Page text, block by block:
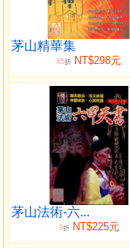
治病
精神亂亂語符
引經藥
太上靈符
茅山入門正邪符籙
押子孝順和合
解性 功名
求功名
茅山精華集
85折 NT$298元
茅山法術-六...
9折NT$225元